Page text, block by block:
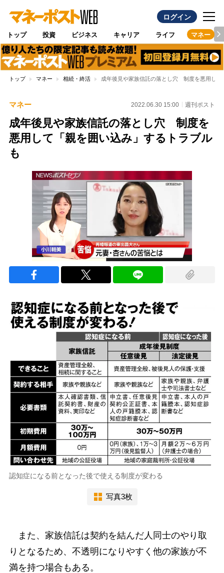
ログイン
トップ 投資 ビジネス キャリア ライフ マネー
トップ マネー 相続・終活 成年後見や家族信託の落とし穴 制度を悪用して
マネー 2022.06.30 15:00 週刊ポスト
成年後見や家族信託の落とし穴 制度を
悪用して「親を囲い込み」するトラブル
も
認知症になる前となった後で使える制度が変わる
写真3枚
また、家族信託は契約を結んだ人同士のやり取
りとなるため、不透明になりやすく他の家族が不
満を持つ場合もある。